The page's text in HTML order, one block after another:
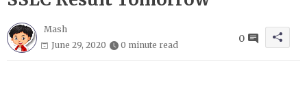
Mash
June 29, 2020
0 minute read
0